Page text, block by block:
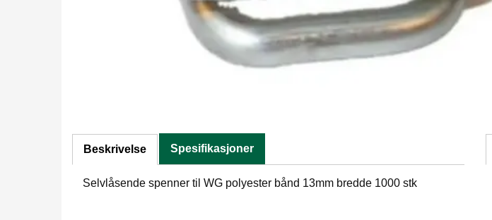
Beskrivelse Spesifikasjoner
Selvlåsende spenner til WG polyester bånd 13mm bredde 1000 stk